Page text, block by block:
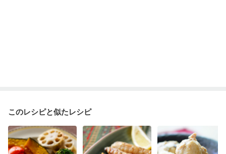
このレシピと似たレシピ